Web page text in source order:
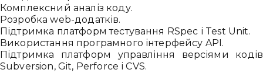
Комплексний аналіз коду.
Розробка web-додатків.
Підтримка платформ тестування RSpec і Test Unit.
Використання програмного інтерфейсу API.
Підтримка платформ управління версіями кодів
Subversion, Git, Perforce і CVS.